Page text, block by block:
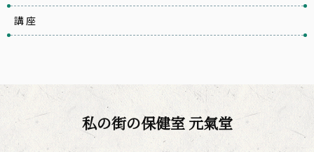
講 座
私の街の保健室 元氣堂